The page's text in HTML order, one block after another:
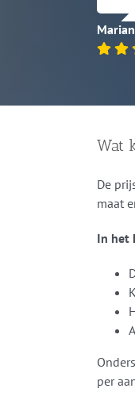
Wat
De
maat
In het
per